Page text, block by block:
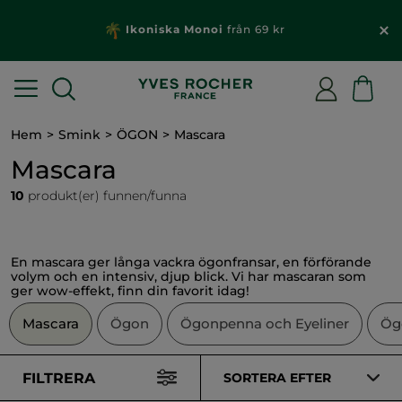
Ikoniska Monoi från 69 kr
Hem Smink ÖGON Mascara
Mascara
10 produkt(er) funnen/funna
En mascara ger långa vackra ögonfransar, en förförande
volym och en intensiv, djup blick. Vi har mascaran som
ger wow-effekt, finn din favorit idag!
Mascara Ögon Ögonpenna och Eyeliner
FILTRERA SORTERA EFTER